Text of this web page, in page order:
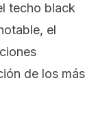
techo black
el
de los más